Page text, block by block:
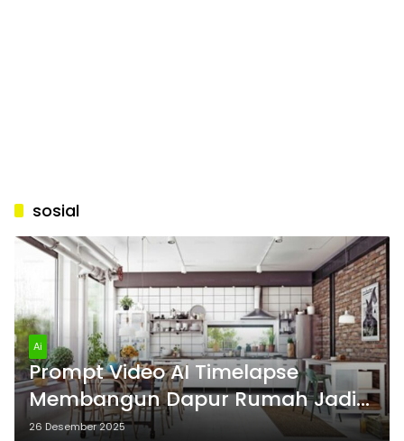
sosial
Ai
Prompt Video AI Timelapse
Membangun Dapur Rumah Jadi
Konten Inspiratif di Media Sosial
26 Desember 2025